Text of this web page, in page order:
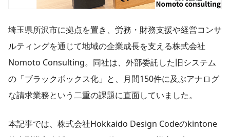
埼玉県所沢市に拠点を置き、労務・財務支援や経営コンサ
ルティングを通じて地域の企業成長を支える株式会社
Nomoto Consulting。同社は、外部委託した旧システム
の「ブラックボックス化」と、月間150件に及ぶアナログ
な請求業務という二重の課題に直面していました。
本記事では、株式会社Hokkaido Design Codeのkintone